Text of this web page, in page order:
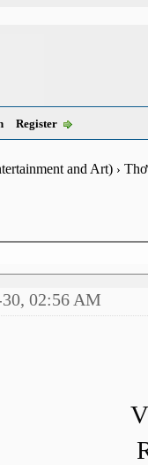
Register
and Art) ›
02:56 AM